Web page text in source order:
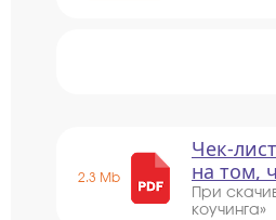
2.3 Mb
Чек-
на том,
При
коучинга»